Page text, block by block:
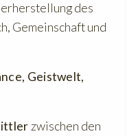
des
Gemeinschaft und
Geistwelt,
zwischen den